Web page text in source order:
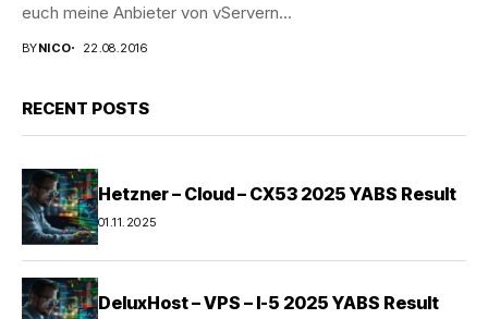
euch meine Anbieter von vServern...
BYNICO 22.08.2016
RECENT POSTS
Hetzner – Cloud – CX53 2025 YABS Result
01.11.2025
DeluxHost – VPS – I-5 2025 YABS Result